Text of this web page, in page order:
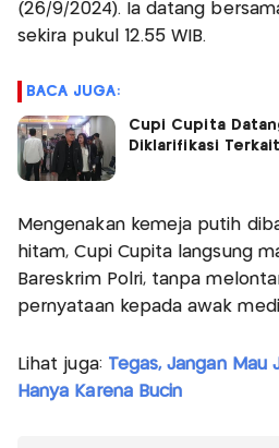
(26/9/2024). Ia datang
sekira pukul 12.55 WIB.
BACA JUGA:
Cupi Cupita
Diklarifikasi
Mengenakan kemeja putih
hitam, Cupi Cupita langsung
Bareskrim Polri, tanpa
pernyataan kepada awak
Lihat juga: Tegas, Jangan Mau
Hanya Karena Bucin